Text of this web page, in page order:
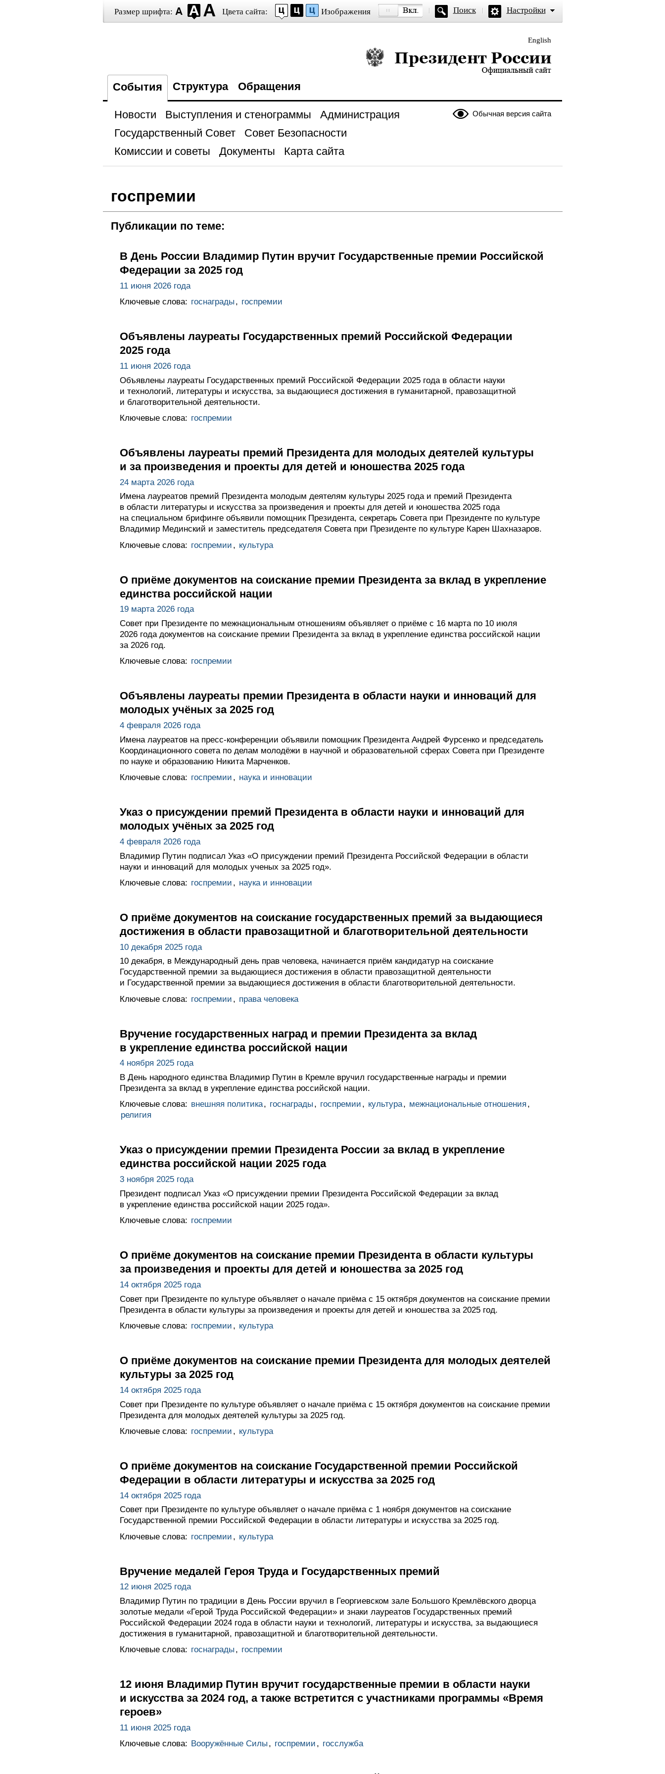
Размер шрифта: Цвета сайта: Изображения Поиск Настройки
English
Президент России — официальный сайт
События Структура Обращения
Обычная версия сайта
Новости Выступления и стенограммы
Администрация
Государственный Совет
Совет Безопасности
Комиссии и советы
Документы Карта сайта
госпремии
Публикации по теме:
В День России Владимир Путин вручит Государственные премии Российской
Федерации за 2025 год
11 июня 2026 года
Ключевые слова: госнаграды , госпремии
Объявлены лауреаты Государственных премий Российской Федерации
2025 года
11 июня 2026 года
Объявлены лауреаты Государственных премий Российской Федерации 2025 года в области науки
и технологий, литературы и искусства, за выдающиеся достижения в гуманитарной, правозащитной
и благотворительной деятельности.
Ключевые слова: госпремии
Объявлены лауреаты премий Президента для молодых деятелей культуры
и за произведения и проекты для детей и юношества 2025 года
24 марта 2026 года
Имена лауреатов премий Президента молодым деятелям культуры 2025 года и премий Президента
в области литературы и искусства за произведения и проекты для детей и юношества 2025 года
на специальном брифинге объявили помощник Президента, секретарь Совета при Президенте по культуре
Владимир Мединский и заместитель председателя Совета при Президенте по культуре Карен Шахназаров.
Ключевые слова: госпремии , культура
О приёме документов на соискание премии Президента за вклад в укрепление
единства российской нации
19 марта 2026 года
Совет при Президенте по межнациональным отношениям объявляет о приёме с 16 марта по 10 июля
2026 года документов на соискание премии Президента за вклад в укрепление единства российской нации
за 2026 год.
Ключевые слова: госпремии
Объявлены лауреаты премии Президента в области науки и инноваций для
молодых учёных за 2025 год
4 февраля 2026 года
Имена лауреатов на пресс-конференции объявили помощник Президента Андрей Фурсенко и председатель
Координационного совета по делам молодёжи в научной и образовательной сферах Совета при Президенте
по науке и образованию Никита Марченков.
Ключевые слова: госпремии , наука и инновации
Указ о присуждении премий Президента в области науки и инноваций для
молодых учёных за 2025 год
4 февраля 2026 года
Владимир Путин подписал Указ «О присуждении премий Президента Российской Федерации в области
науки и инноваций для молодых ученых за 2025 год».
Ключевые слова: госпремии , наука и инновации
О приёме документов на соискание государственных премий за выдающиеся
достижения в области правозащитной и благотворительной деятельности
10 декабря 2025 года
10 декабря, в Международный день прав человека, начинается приём кандидатур на соискание
Государственной премии за выдающиеся достижения в области правозащитной деятельности
и Государственной премии за выдающиеся достижения в области благотворительной деятельности.
Ключевые слова: госпремии , права человека
Вручение государственных наград и премии Президента за вклад
в укрепление единства российской нации
4 ноября 2025 года
В День народного единства Владимир Путин в Кремле вручил государственные награды и премии
Президента за вклад в укрепление единства российской нации.
Ключевые слова: внешняя политика, госнаграды , госпремии , культура, межнациональные отношения ,
религия
Указ о присуждении премии Президента России за вклад в укрепление
единства российской нации 2025 года
3 ноября 2025 года
Президент подписал Указ «О присуждении премии Президента Российской Федерации за вклад
в укрепление единства российской нации 2025 года».
Ключевые слова: госпремии
О приёме документов на соискание премии Президента в области культуры
за произведения и проекты для детей и юношества за 2025 год
14 октября 2025 года
Совет при Президенте по культуре объявляет о начале приёма с 15 октября документов на соискание премии
Президента в области культуры за произведения и проекты для детей и юношества за 2025 год.
Ключевые слова: госпремии , культура
О приёме документов на соискание премии Президента для молодых деятелей
культуры за 2025 год
14 октября 2025 года
Совет при Президенте по культуре объявляет о начале приёма с 15 октября документов на соискание премии
Президента для молодых деятелей культуры за 2025 год.
Ключевые слова: госпремии , культура
О приёме документов на соискание Государственной премии Российской
Федерации в области литературы и искусства за 2025 год
14 октября 2025 года
Совет при Президенте по культуре объявляет о начале приёма с 1 ноября документов на соискание
Государственной премии Российской Федерации в области литературы и искусства за 2025 год.
Ключевые слова: госпремии , культура
Вручение медалей Героя Труда и Государственных премий
12 июня 2025 года
Владимир Путин по традиции в День России вручил в Георгиевском зале Большого Кремлёвского дворца
золотые медали «Герой Труда Российской Федерации» и знаки лауреатов Государственных премий
Российской Федерации 2024 года в области науки и технологий, литературы и искусства, за выдающиеся
достижения в гуманитарной, правозащитной и благотворительной деятельности.
Ключевые слова: госнаграды , госпремии
12 июня Владимир Путин вручит государственные премии в области науки
и искусства за 2024 год, а также встретится с участниками программы «Время
героев»
11 июня 2025 года
Ключевые слова: Вооружённые Силы , госпремии , госслужба